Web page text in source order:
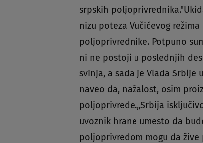
srpskih
nizu poteza Vučićevog
poljoprivrednike. Potpuno
ni ne postoji u poslednjih
svinja, a sada je Vlada Srbije
naveo da, nažalost, osim
poljoprivrede.„Srbija
uvoznik hrane umesto da
poljoprivredom mogu da žive